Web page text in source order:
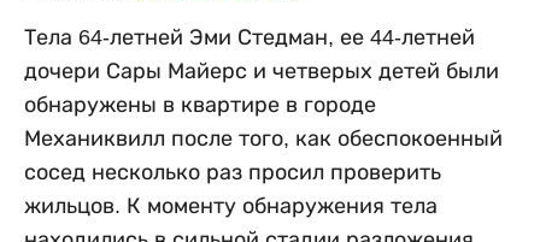
Тела 64-летней Эми Стедман, ее 44-летней
дочери Сары Майерс и четверых детей были
обнаружены в квартире в городе
Механиквилл после того, как обеспокоенный
сосед несколько раз просил проверить
жильцов. К моменту обнаружения тела